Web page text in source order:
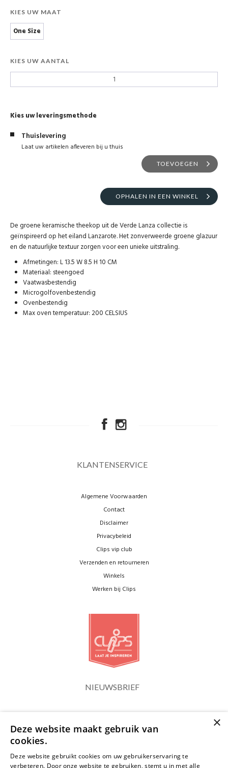
KIES UW MAAT
One Size
KIES UW AANTAL
Kies uw leveringsmethode
Thuislevering
Laat uw artikelen afleveren bij u thuis
TOEVOEGEN
OPHALEN IN EEN WINKEL
De groene keramische theekop uit de Verde Lanza collectie is
geïnspireerd op het eiland Lanzarote. Het zonverweerde groene glazuur
en de natuurlijke textuur zorgen voor een unieke uitstraling.
Afmetingen: L 13.5 W 8.5 H 10 CM
Materiaal: steengoed
Vaatwasbestendig
Microgolfovenbestendig
Ovenbestendig
Max oven temperatuur: 200 CELSIUS
KLANTENSERVICE
Algemene Voorwaarden
Contact
Disclaimer
Privacybeleid
Clips vip club
Verzenden en retourneren
Winkels
Werken bij Clips
NIEUWSBRIEF
×
Deze website maakt gebruik van
cookies.
Deze website gebruikt cookies om uw gebruikerservaring te
verbeteren. Door onze website te gebruiken, stemt u in met alle